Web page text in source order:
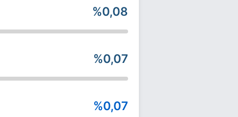
%0,08
%0,07
%0,07